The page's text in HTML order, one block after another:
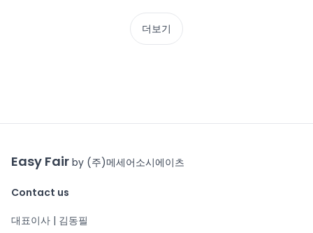
더보기
Easy Fair by (주)메세어소시에이츠
Contact us
대표이사 | 김동필